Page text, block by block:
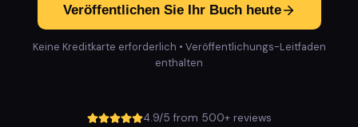
Veröffentlichen Sie Ihr Buch heute
Keine Kreditkarte erforderlich • Veröffentlichungs-Leitfaden
enthalten
4.9/5 from 500+ reviews